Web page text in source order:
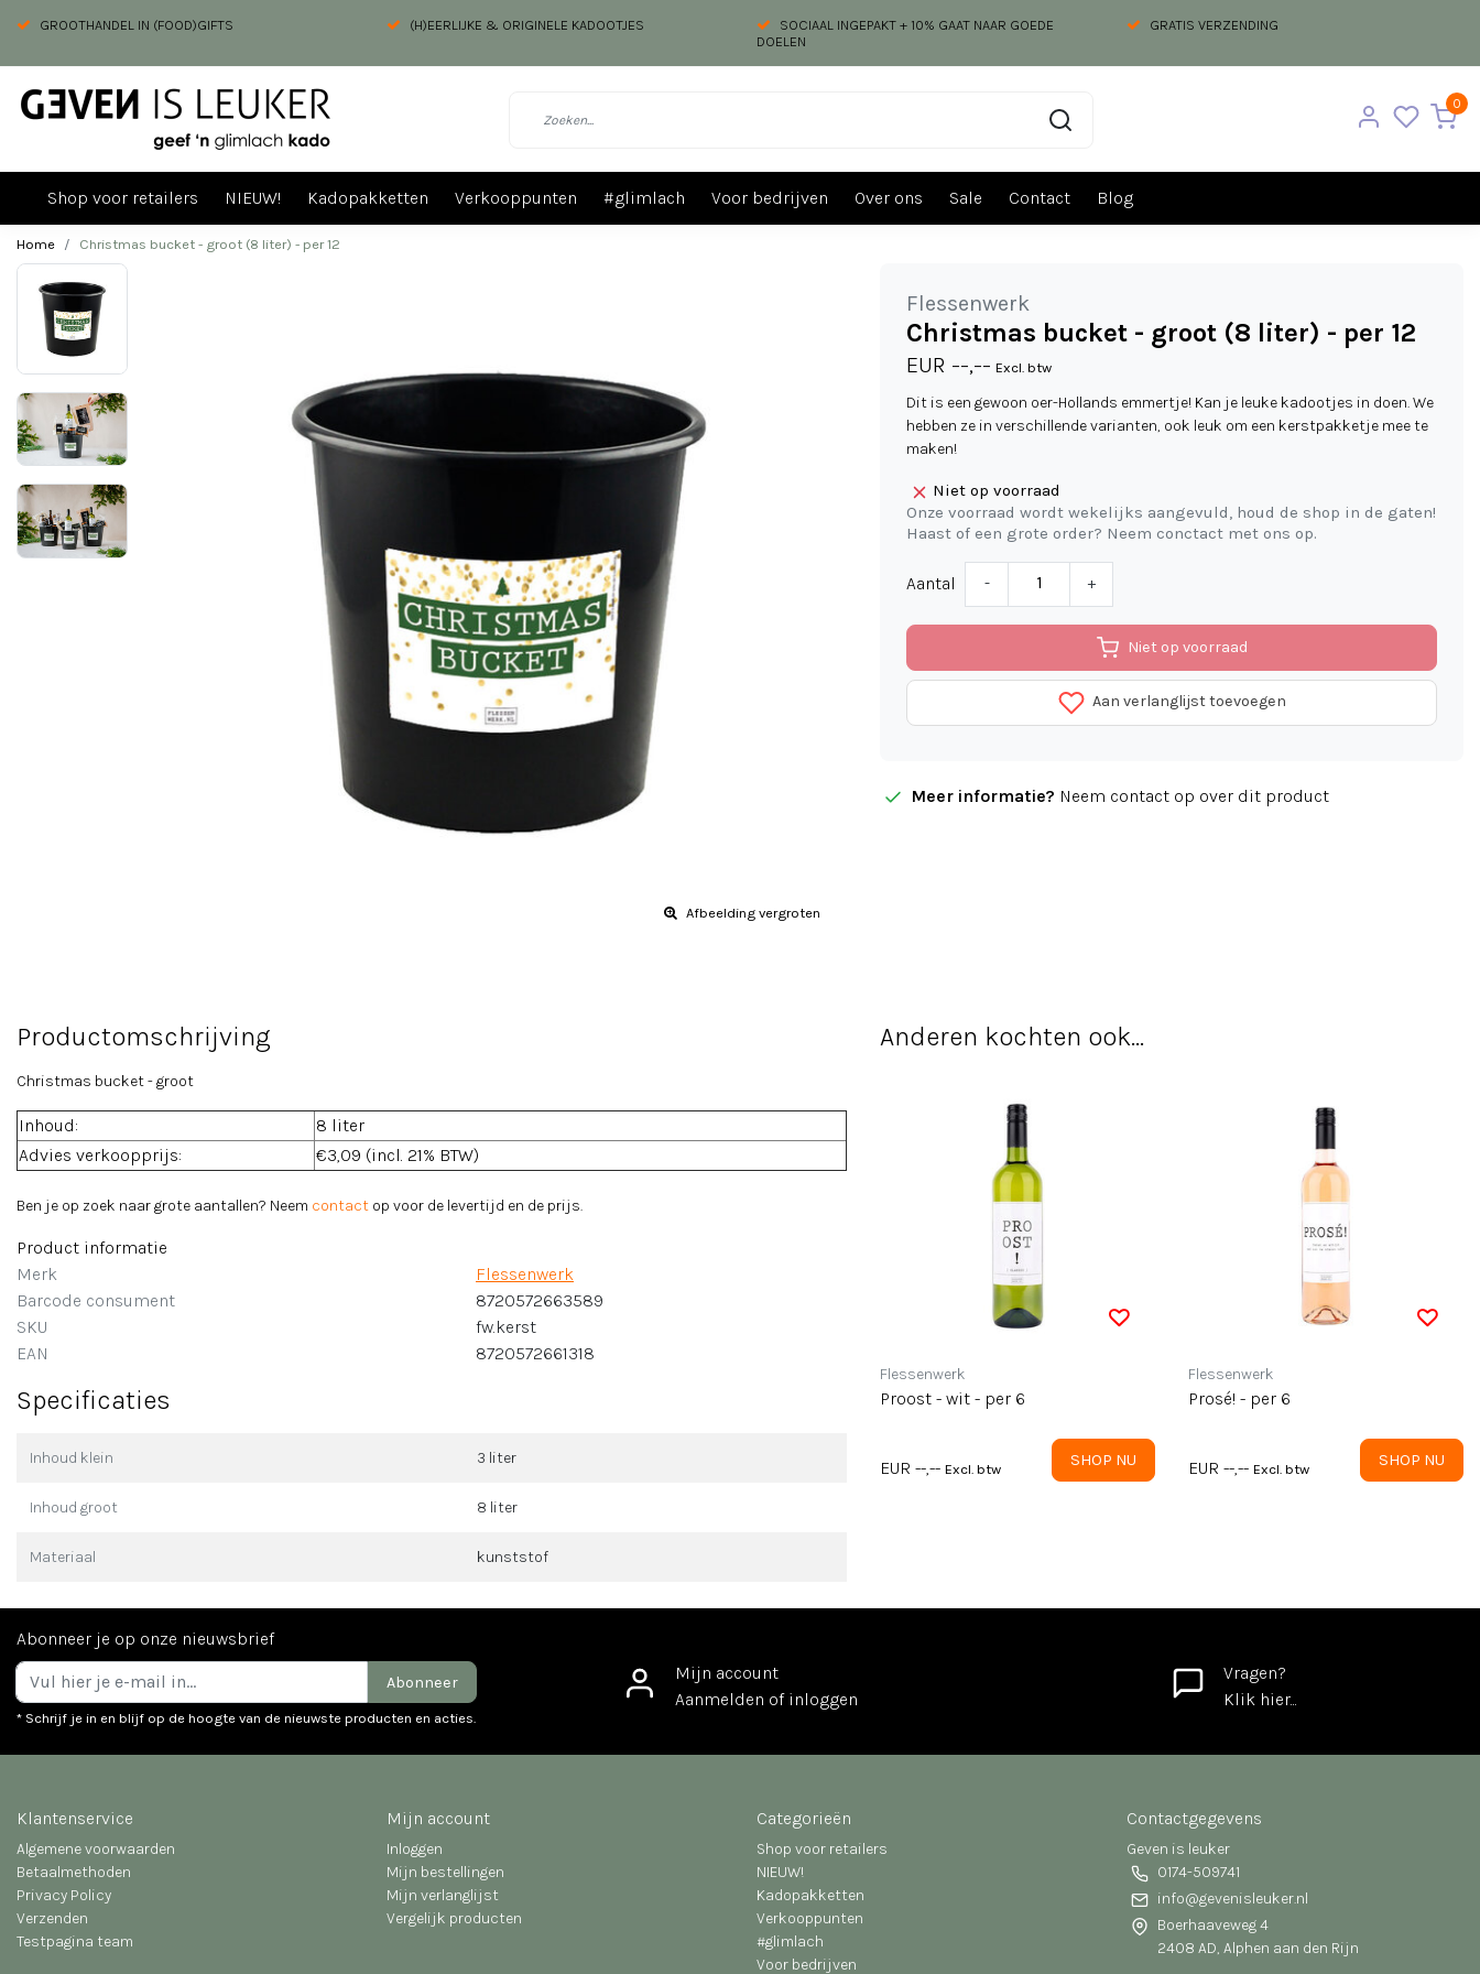
GROOTHANDEL IN (FOOD)GIFTS (H)EERLIJKE & ORIGINELE KADOOTJES
SOCIAAL INGEPAKT + 10% GAAT NAAR GOEDE
DOELEN
GRATIS VERZENDING
0
Shop voor retailers NIEUW! Kadopakketten Verkooppunten #glimlach Voor bedrijven Over ons Sale Contact Blog
Home Christmas bucket - groot (8 liter) - per 12
Afbeelding vergroten
Flessenwerk
Christmas bucket - groot (8 liter) - per 12
EUR --,-- Excl. btw
Dit is een gewoon oer-Hollands emmertje! Kan je leuke kadootjes in doen. We
hebben ze in verschillende varianten, ook leuk om een kerstpakketje mee te
maken!
Niet op voorraad
Onze voorraad wordt wekelijks aangevuld, houd de shop in de gaten!
Haast of een grote order? Neem conctact met ons op.
Aantal - +
Niet op voorraad
Aan verlanglijst toevoegen
Meer informatie? Neem contact op over dit product
Productomschrijving
Christmas bucket - groot
Inhoud:
8 liter
Advies verkoopprijs:
€3,09 (incl. 21% BTW)
Ben je op zoek naar grote aantallen? Neem contact op voor de levertijd en de prijs.
Product informatie
Merk
Flessenwerk
Barcode consument
8720572663589
SKU
fw.kerst
EAN
8720572661318
Specificaties
Inhoud klein 3 liter
Inhoud groot 8 liter
Materiaal kunststof
Anderen kochten ook...
Flessenwerk
Proost - wit - per 6
EUR --,-- Excl. btw SHOP NU
Flessenwerk
Prosé! - per 6
EUR --,-- Excl. btw SHOP NU
Abonneer je op onze nieuwsbrief
Abonneer
* Schrijf je in en blijf op de hoogte van de nieuwste producten en acties.
Mijn account
Aanmelden of inloggen
Vragen?
Klik hier...
Klantenservice
Algemene voorwaarden
Betaalmethoden
Privacy Policy
Verzenden
Testpagina team
Mijn account
Inloggen
Mijn bestellingen
Mijn verlanglijst
Vergelijk producten
Categorieën
Shop voor retailers
NIEUW!
Kadopakketten
Verkooppunten
#glimlach
Voor bedrijven
Contactgegevens
Geven is leuker
0174-509741
info@gevenisleuker.nl
Boerhaaveweg 4
2408 AD, Alphen aan den Rijn